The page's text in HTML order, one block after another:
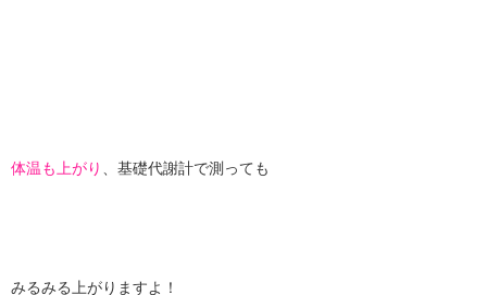
体温も上がり 、基礎代謝計で測っても
みるみる上がりますよ！